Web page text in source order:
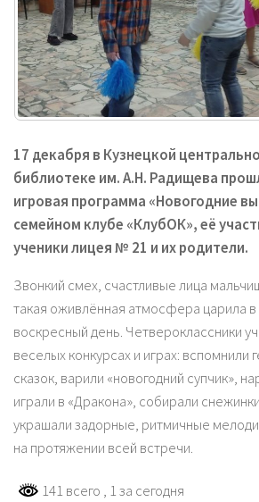
17 декабря в Кузнецкой
библиотеке им. А.Н. Радищева
игровая программа «Новогодние
семейном клубе «КлубОК», её
ученики лицея № 21 и их родители.
Звонкий смех, счастливые лица
такая оживлённая атмосфера царила в
воскресный день. Четвероклассники
веселых конкурсах и играх: вспомнили
сказок, варили «новогодний супчик»,
играли в «Дракона», собирали
украшали задорные, ритмичные
на протяжении всей встречи.
141 всего , 1 за сегодня